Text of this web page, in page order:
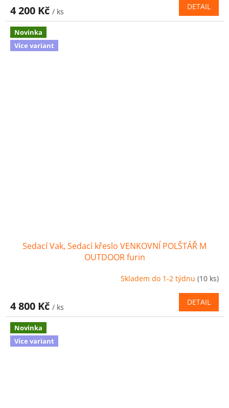
4 200 Kč / ks
DETAIL
Novinka
Více variant
Sedací Vak, Sedací křeslo VENKOVNÍ POLŠTÁŘ M
OUTDOOR furin
Skladem do 1-2 týdnu (10 ks)
4 800 Kč / ks
DETAIL
Novinka
Více variant